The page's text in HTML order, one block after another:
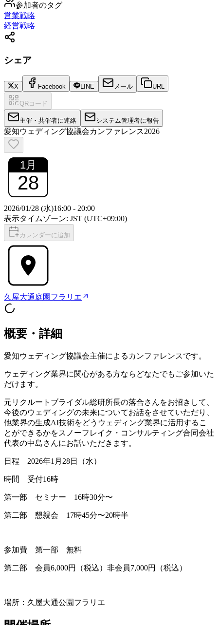
参加者のタグ
営業戦略
経営戦略
シェア
X Facebook LINE メール URL
QRコード
主催・共催者に連絡 システム管理者に報告
愛知ウェディング協議会カンファレンス2026
1月
28
2026/01/28 (水)16:00 - 20:00
表示タイムゾーン: JST (UTC+09:00)
カレンダーに追加
久屋大通庭園フラリエ
概要・詳細
愛知ウェディング協議会主催によるカンファレンスです。
ウェディング業界に関心がある方ならどなたでもご参加いた
だけます。
元リクルートブライダル総研所長の落合さんをお招きして、
今後のウェディングの未来についてお話をさせていただり、
他業界の生成AI技術をどうウェディング業界に活用するこ
とができるかをスノーフレイク・コンサルティング合同会社
代表の中島さんにお話いただきます。
日程 2026年1月28日（水）
時間 受付16時
第一部 セミナー 16時30分〜
第二部 懇親会 17時45分〜20時半
参加費 第一部 無料
第二部 会員6,000円（税込）非会員7,000円（税込）
場所：久屋大通公園フラリエ